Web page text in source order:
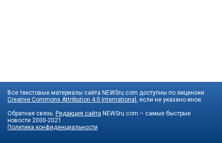
Все текстовые материалы сайта NEWSru.com доступны по лицензии:
Creative Commons Attribution 4.0 International
, если не указано иное.
Обратная связь: Редакция сайта NEWSru.com – самые быстрые
новости 2000-2021
Политика конфиденциальности